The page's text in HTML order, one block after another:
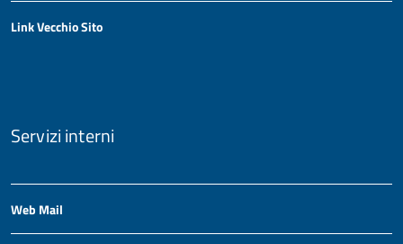
Link Vecchio Sito
Servizi interni
Web Mail